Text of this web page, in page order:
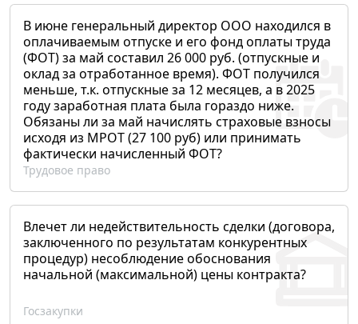
В июне генеральный директор ООО находился в
оплачиваемым отпуске и его фонд оплаты труда
(ФОТ) за май составил 26 000 руб. (отпускные и
оклад за отработанное время). ФОТ получился
меньше, т.к. отпускные за 12 месяцев, а в 2025
году заработная плата была гораздо ниже.
Обязаны ли за май начислять страховые взносы
исходя из МРОТ (27 100 руб) или принимать
фактически начисленный ФОТ?
Трудовое право
Влечет ли недействительность сделки (договора,
заключенного по результатам конкурентных
процедур) несоблюдение обоснования
начальной (максимальной) цены контракта?
Госзакупки